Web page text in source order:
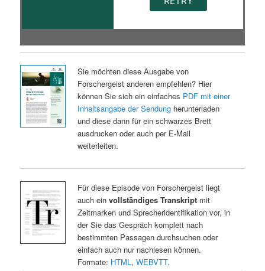
Sie möchten diese Ausgabe von
Forschergeist anderen empfehlen? Hier
können Sie sich ein einfaches PDF mit einer
Inhaltsangabe der Sendungherunterladen
und diese dann für ein schwarzes Brett
ausdrucken oder auch per E-Mail
weiterleiten.
Für diese Episode von Forschergeist liegt
auch ein vollständiges Transkriptmit
Zeitmarken und Sprecheridentifikation vor, in
der Sie das Gespräch komplett nach
bestimmten Passagen durchsuchen oder
einfach auch nur nachlesen können.
Formate: HTML, WEBVTT.